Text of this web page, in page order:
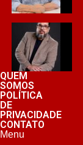
QUEM
SOMOS
POLÍTICA
DE
PRIVACIDADE
CONTATO
Menu